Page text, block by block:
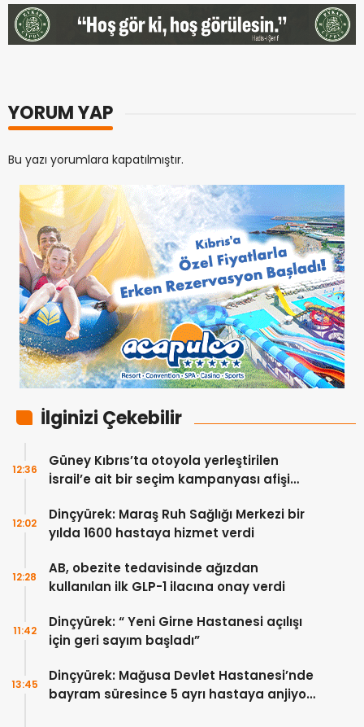
YORUM YAP
Bu yazı yorumlara kapatılmıştır.
İlginizi Çekebilir
Güney Kıbrıs’ta otoyola yerleştirilen
İsrail’e ait bir seçim kampanyası afişi
12:36
Dinçyürek: Maraş Ruh Sağlığı Merkezi bir
yılda 1600 hastaya hizmet verdi
12:02
AB, obezite tedavisinde ağızdan
kullanılan ilk GLP-1 ilacına onay verdi
12:28
Dinçyürek: “ Yeni Girne Hastanesi açılışı
için geri sayım başladı”
11:42
Dinçyürek: Mağusa Devlet Hastanesi’nde
bayram süresince 5 ayrı hastaya anjiyo
13:45